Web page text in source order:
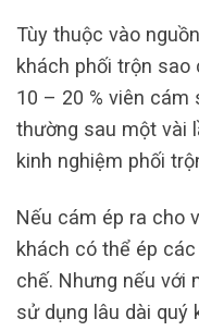
Tùy thuộc vào
khách phối trộn
10 – 20 % viên cám
thường sau một vài
kinh nghiệm phối
Nếu cám ép ra cho
khách có thể ép
chế. Nhưng nếu với
sử dụng lâu dài quý